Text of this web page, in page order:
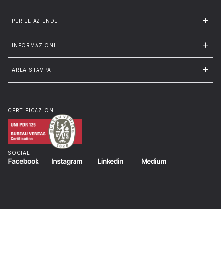
PER LE AZIENDE
INFORMAZIONI
AREA STAMPA
CERTIFICAZIONI
SOCIAL